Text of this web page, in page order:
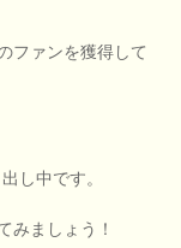
ファンを獲得して
し中です。
みましょう！